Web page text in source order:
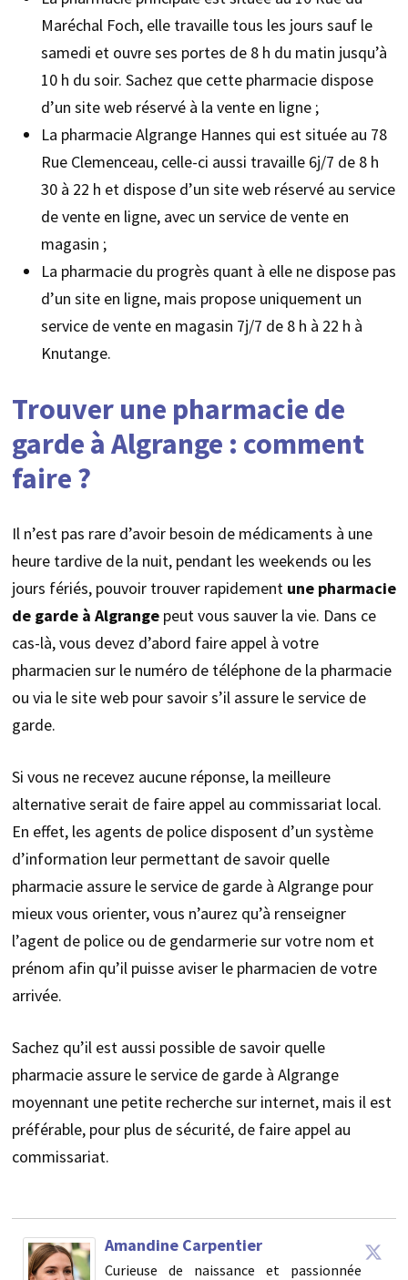
Maréchal Foch, elle travaille tous les jours sauf le
samedi et ouvre ses portes de 8 h du matin jusqu’à
10 h du soir. Sachez que cette pharmacie dispose
d’un site web réservé à la vente en ligne ;
La pharmacie Algrange Hannes qui est située au 78
Rue Clemenceau, celle-ci aussi travaille 6j/7 de 8 h
30 à 22 h et dispose d’un site web réservé au service
de vente en ligne, avec un service de vente en
magasin ;
La pharmacie du progrès quant à elle ne dispose pas
d’un site en ligne, mais propose uniquement un
service de vente en magasin 7j/7 de 8 h à 22 h à
Knutange.
Trouver une pharmacie de
garde à Algrange : comment
faire ?
Il n’est pas rare d’avoir besoin de médicaments à une
heure tardive de la nuit, pendant les weekends ou les
jours fériés, pouvoir trouver rapidement une pharmacie
de garde à Algrangepeut vous sauver la vie. Dans ce
cas-là, vous devez d’abord faire appel à votre
pharmacien sur le numéro de téléphone de la pharmacie
ou via le site web pour savoir s’il assure le service de
garde.
Si vous ne recevez aucune réponse, la meilleure
alternative serait de faire appel au commissariat local.
En effet, les agents de police disposent d’un système
d’information leur permettant de savoir quelle
pharmacie assure le service de garde à Algrange pour
mieux vous orienter, vous n’aurez qu’à renseigner
l’agent de police ou de gendarmerie sur votre nom et
prénom afin qu’il puisse aviser le pharmacien de votre
arrivée.
Sachez qu’il est aussi possible de savoir quelle
pharmacie assure le service de garde à Algrange
moyennant une petite recherche sur internet, mais il est
préférable, pour plus de sécurité, de faire appel au
commissariat.
Amandine Carpentier
Curieuse de naissance et passionnée